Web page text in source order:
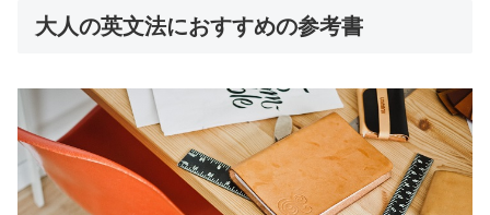
大人の英文法におすすめの参考書